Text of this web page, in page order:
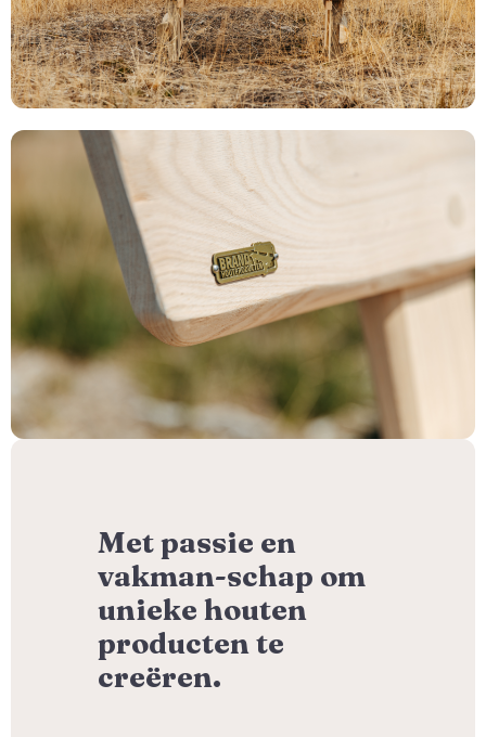
Met passie en
vakman-schap om
unieke houten
producten te
creëren.